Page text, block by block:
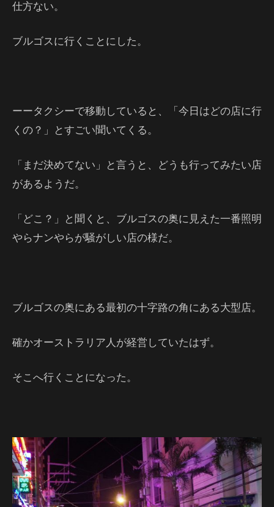
仕方ない。
ブルゴスに行くことにした。
ーータクシーで移動していると、「今日はどの店に行
くの？」とすごい聞いてくる。
「まだ決めてない」と言うと、どうも行ってみたい店
があるようだ。
「どこ？」と聞くと、ブルゴスの奥に見えた一番照明
やらナンやらが騒がしい店の様だ。
ブルゴスの奥にある最初の十字路の角にある大型店。
確かオーストラリア人が経営していたはず。
そこへ行くことになった。